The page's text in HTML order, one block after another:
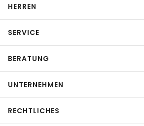
HERREN
SERVICE
BERATUNG
UNTERNEHMEN
RECHTLICHES